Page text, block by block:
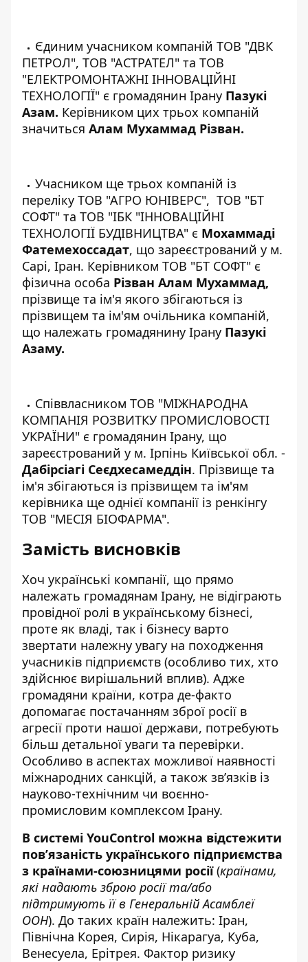
Єдиним учасником компаній ТОВ "ДВК
ПЕТРОЛ", ТОВ "АСТРАТЕЛ" та ТОВ
"ЕЛЕКТРОМОНТАЖНІ ІННОВАЦІЙНІ
ТЕХНОЛОГІЇ" є громадянин Ірану Пазукі
Азам. Керівником цих трьох компаній
значиться Алам Мухаммад Різван.
Учасником ще трьох компаній із
переліку ТОВ "АГРО ЮНІВЕРС", ТОВ "БТ
СОФТ" та ТОВ "ІБК "ІННОВАЦІЙНІ
ТЕХНОЛОГІЇ БУДІВНИЦТВА" є Мохаммаді
Фатемехоссадат, що зареєстрований у м.
Сарі, Іран. Керівником ТОВ "БТ СОФТ" є
фізична особа Різван Алам Мухаммад,
прізвище та ім'я якого збігаються із
прізвищем та ім'ям очільника компаній,
що належать громадянину Ірану Пазукі
Азаму.
Співвласником ТОВ "МІЖНАРОДНА
КОМПАНІЯ РОЗВИТКУ ПРОМИСЛОВОСТІ
УКРАЇНИ" є громадянин Ірану, що
зареєстрований у м. Ірпінь Київської обл. -
Дабірсіагі Сеєдхесамеддін. Прізвище та
ім'я збігаються із прізвищем та ім'ям
керівника ще однієї компанії із ренкінгу
ТОВ "МЕСІЯ БІОФАРМА".
Замість висновків
Хоч українські компанії, що прямо
належать громадянам Ірану, не відіграють
провідної ролі в українському бізнесі,
проте як владі, так і бізнесу варто
звертати належну увагу на походження
учасників підприємств (особливо тих, хто
здійснює вирішальний вплив). Адже
громадяни країни, котра де-факто
допомагає постачанням зброї росії в
агресії проти нашої держави, потребують
більш детальної уваги та перевірки.
Особливо в аспектах можливої наявності
міжнародних санкцій, а також зв’язків із
науково-технічним чи воєнно-
промисловим комплексом Ірану.
В системі YouControl можна відстежити
пов’язаність українського підприємства
з країнами-союзницями росії(країнами,
які надають зброю росії та/або
підтримують її в Генеральній Асамблеї
ООН). До таких країн належить: Іран,
Північна Корея, Сирія, Нікарагуа, Куба,
Венесуела, Ерітрея. Фактор ризику